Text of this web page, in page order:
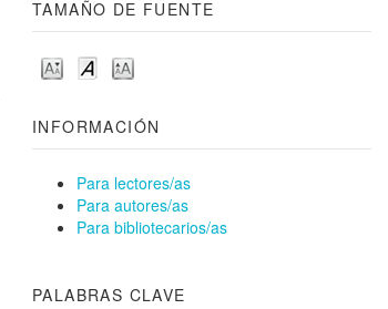
TAMAÑO DE FUENTE
INFORMACIÓN
Para lectores/as
Para autores/as
Para bibliotecarios/as
PALABRAS CLAVE